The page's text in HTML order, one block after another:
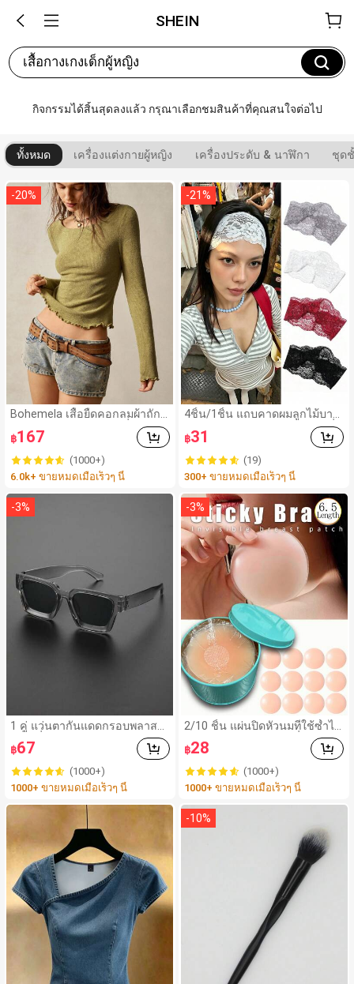
SHEIN
เสื้อกางเกงเด็กผู้หญิง
กิจกรรมได้สิ้นสุดลงแล้ว กรุณาเลือกชมสินค้าที่คุณสนใจต่อไป
ทั้งหมด เครื่องแต่งกายผู้หญิง เครื่องประดับ & นาฬิกา ชุด
-20%
Bohemela เสื้อยืดคอกลมผ้าถัก
แขนยาว สีเรียบ ใช้งานทั่วไป สำ
หรับผู้หญิง
฿167
(1000+)
6.0k+ ขายหมดเมื่อเร็วๆ นี้
-3%
1 คู่ แว่นตากันแดดกรอบพลาสติ
กสี่เหลี่ยมสีเทาแบบคลาสสิกสำห
รับผู้ชาย เหมาะสำหรับใส่กลางแ
จ้ง ใส่ได้ทุกวัน และเดินทาง
฿67
(1000+)
1000+ ขายหมดเมื่อเร็วๆ นี้
-21%
4ชิ้น/1ชิ้น แถบคาดผมลูกไม้บาง
กว้างยืดหยุ่นสำหรับผู้หญิง, แฟชั่น
อเนกประสงค์พรีเมียมหรูหราสไต
ล์มินิมอล ผ้าพันคอเล็กๆ ห่วงผม
อุปกรณ์เสริมผม, เหมาะสำหรับก
ารออกไปข้างนอกประจำวัน, ลำ
รพักผ่อน, การมัดผม, การจัดทรงผ
ม, การแต่งหน้า, การจับคู่ชุด, อุป
กรณ์เสริมประดับผม
฿31
(19)
300+ ขายหมดเมื่อเร็วๆ นี้
-3%
2/10 ชิ้น แผ่นปิดหัวนมที่ใช้ซ้ำได้
ล่องหน ไร้รอยต่อ & ไม่ลื่น เหมาะ
สำหรับโอกาสต่างๆ สิ่งจำเป็นสำ
หรับฤดูร้อน
฿28
(1000+)
1000+ ขายหมดเมื่อเร็วๆ นี้
-10%